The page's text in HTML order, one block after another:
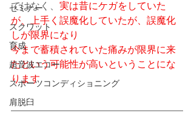
セミナー
スクワット
育成
超音波エコー
スポーツコンディショニング
肩脱臼
ではなく、 実は昔にケガをしていた
が、上手く誤魔化していたが、誤魔化
しが限界になり
今まで蓄積されていた痛みが限界に来
たという可能性が高いということにな
ります